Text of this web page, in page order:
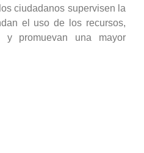
ciudadanos supervisen la
el uso de los recursos,
y promuevan una mayor